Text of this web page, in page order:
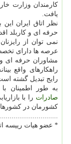
كارمندان وزارت
یافت.
نظر اتاق ایران
حرفه ای و كاربلد
نمی توان از
عرصه ها دارای
مشاوران حرفه ای
راهكارهای واقع
رایج تبدیل گشته
به طور اطمینان
صادرات را با
كشورمان در
* عضو هیات رییسه